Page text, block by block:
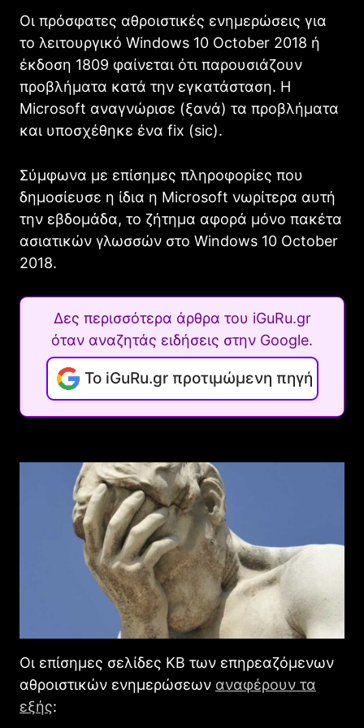
Οι πρόσφατες αθροιστικές ενημερώσεις για
το λειτουργικό Windows 10 October 2018 ή
έκδοση 1809 φαίνεται ότι παρουσιάζουν
προβλήματα κατά την εγκατάσταση. Η
Microsoft αναγνώρισε (ξανά) τα προβλήματα
και υποσχέθηκε ένα fix (sic).
Σύμφωνα με επίσημες πληροφορίες που
δημοσίευσε η ίδια η Microsoft νωρίτερα αυτή
την εβδομάδα, το ζήτημα αφορά μόνο πακέτα
ασιατικών γλωσσών στο Windows 10 October
2018.
Δες περισσότερα άρθρα του iGuRu.gr
όταν αναζητάς ειδήσεις στην Google.
Το iGuRu.gr προτιμώμενη πηγή
Οι επίσημες σελίδες KB των επηρεαζόμενων
αθροιστικών ενημερώσεων αναφέρουν τα
εξής: